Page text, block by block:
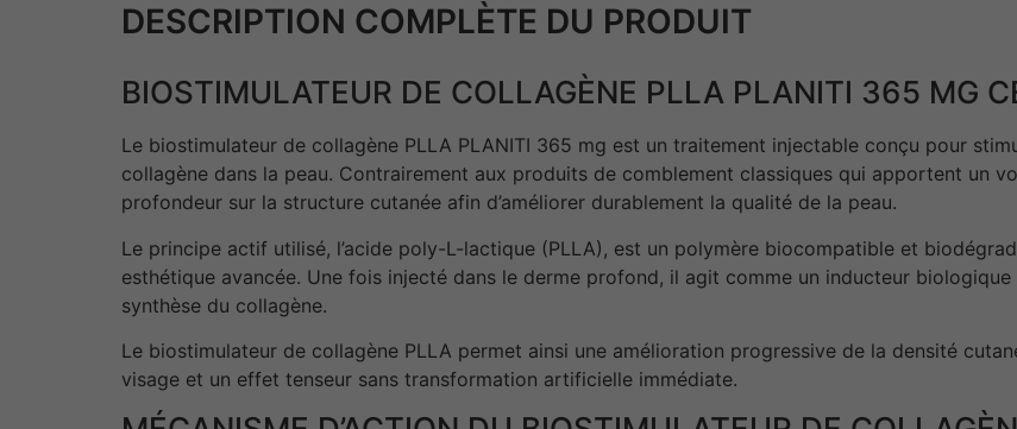
DESCRIPTION COMPLÈTE DU PRODUIT
BIOSTIMULATEUR DE COLLAGÈNE PLLA PLANITI 365 MG
Le biostimulateur de collagène PLLA PLANITI 365 mg est un traitement injectable conçu pour
collagène dans la peau. Contrairement aux produits de comblement classiques qui apportent un
profondeur sur la structure cutanée afin d’améliorer durablement la qualité de la peau.
Le principe actif utilisé, l’acide poly-L-lactique (PLLA), est un polymère biocompatible et
esthétique avancée. Une fois injecté dans le derme profond, il agit comme un inducteur
synthèse du collagène.
Le biostimulateur de collagène PLLA permet ainsi une amélioration progressive de la densité
visage et un effet tenseur sans transformation artificielle immédiate.